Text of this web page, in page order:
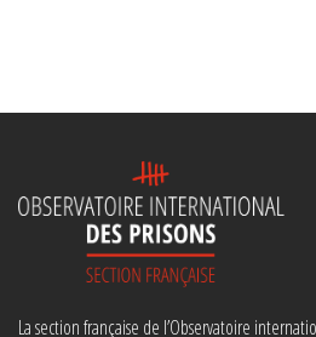
La section française de l’Observatoire